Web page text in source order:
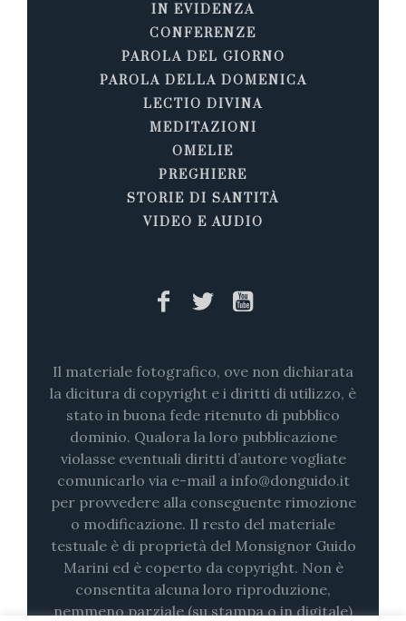
IN EVIDENZA
CONFERENZE
PAROLA DEL GIORNO
PAROLA DELLA DOMENICA
LECTIO DIVINA
MEDITAZIONI
OMELIE
PREGHIERE
STORIE DI SANTITÀ
VIDEO E AUDIO
Il materiale fotografico, ove non dichiarata
la dicitura di copyright e i diritti di utilizzo, è
stato in buona fede ritenuto di pubblico
dominio. Qualora la loro pubblicazione
violasse eventuali diritti d’autore vogliate
comunicarlo via e-mail a info@donguido.it
per provvedere alla conseguente rimozione
o modificazione. Il resto del materiale
testuale è di proprietà del Monsignor Guido
Marini ed è coperto da copyright. Non è
consentita alcuna loro riproduzione,
nemmeno parziale (su stampa o in digitale)